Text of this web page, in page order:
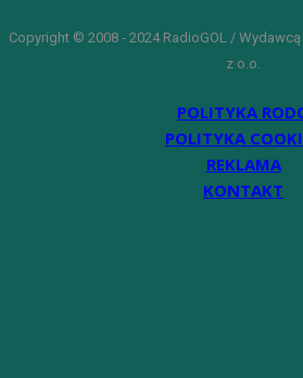
Copyright © 2008 - 2024 RadioGOL /
z o.o.
POLITYKA
POLITYKA
REKLAMA
KONTAKT